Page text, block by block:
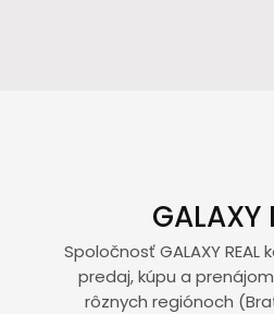
GALAXY
Spoločnosť GALAXY
predaj, kúpu a
rôznych regiónoch